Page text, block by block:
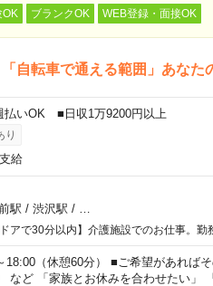
ブランクOK WEB登録・面接OK
自転車で通える範囲」あなた
いOK ■日収1万9200円以上
り
給
駅 / 渋沢駅 /
アで30分以内】介護施設でのお仕事。勤
18:00（休憩60分） ■ご希望があれば
「家族とお休みを合わせたい」 「